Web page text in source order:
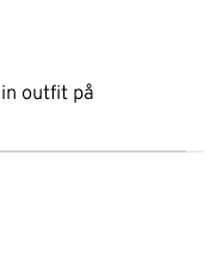
outfit på